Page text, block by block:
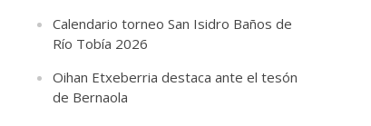
Calendario torneo San Isidro Baños de
Río Tobía 2026
Oihan Etxeberria destaca ante el tesón
de Bernaola